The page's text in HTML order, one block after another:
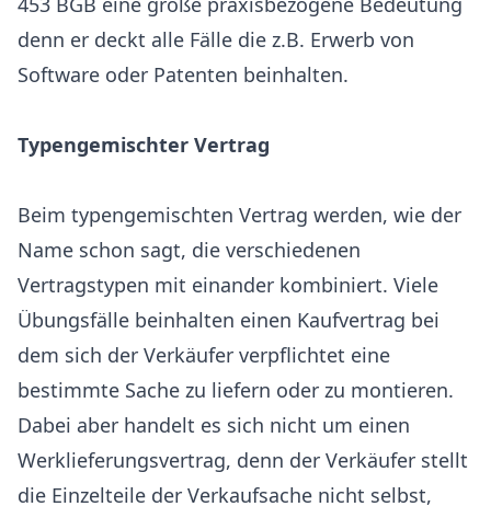
denn er deckt alle Fälle die z.B. Erwerb von
Software oder Patenten beinhalten.
Typengemischter Vertrag
Beim typengemischten Vertrag werden, wie der
Name schon sagt, die verschiedenen
Vertragstypen mit einander kombiniert. Viele
Übungsfälle beinhalten einen Kaufvertrag bei
dem sich der Verkäufer verpflichtet eine
bestimmte Sache zu liefern oder zu montieren.
Dabei aber handelt es sich nicht um einen
Werklieferungsvertrag, denn der Verkäufer stellt
die Einzelteile der Verkaufsache nicht selbst,